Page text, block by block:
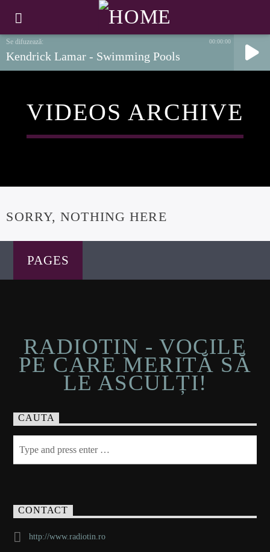
Kendrick Lamar - Swimming Pools
00:00:00
VIDEOS ARCHIVE
SORRY, NOTHING HERE
PAGES
RADIOTIN - VOCILE
PE CARE MERITĂ SĂ
LE ASCULȚI!
CAUTA
CONTACT
http://www.radiotin.ro